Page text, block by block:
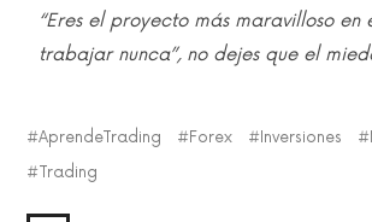
“Eres el proyecto más maravilloso en
trabajar nunca”, no dejes que el
AprendeTrading Forex Inversiones
Trading